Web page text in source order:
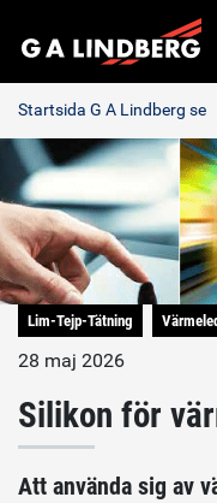
Startsida G A Lindberg se
Lim-Tejp-Tätning
28 maj 2026
Silikon för
Att använda sig av